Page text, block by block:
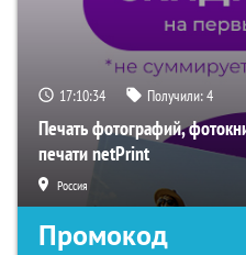
17:10:33 Получили:4
Печать фотографий,
печати netPrint
Россия
Промокод